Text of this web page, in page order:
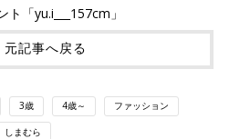
「yu.i___157cm」
元記事へ戻る
3歳 4歳～ ファッション
しまむら